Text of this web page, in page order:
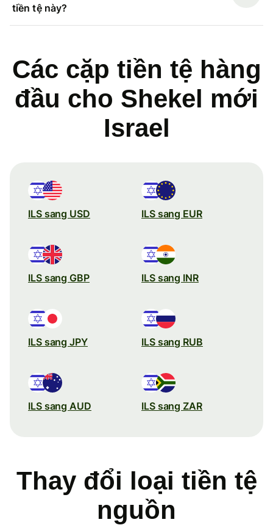
tiền tệ này?
Các cặp tiền tệ hàng
đầu cho Shekel mới
Israel
ILS sang USD ILS sang EUR
ILS sang GBP ILS sang INR
ILS sang JPY ILS sang RUB
ILS sang AUD ILS sang ZAR
Thay đổi loại tiền tệ
nguồn